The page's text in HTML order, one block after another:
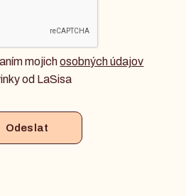
mojichosobných údajov
od LaSisa